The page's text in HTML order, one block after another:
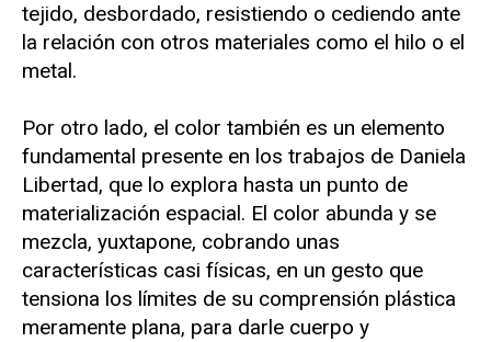
tejido, desbordado, resistiendo o cediendo ante
la relación con otros materiales como el hilo o el
metal.
Por otro lado, el color también es un elemento
fundamental presente en los trabajos de Daniela
Libertad, que lo explora hasta un punto de
materialización espacial. El color abunda y se
mezcla, yuxtapone, cobrando unas
características casi físicas, en un gesto que
tensiona los límites de su comprensión plástica
meramente plana, para darle cuerpo y